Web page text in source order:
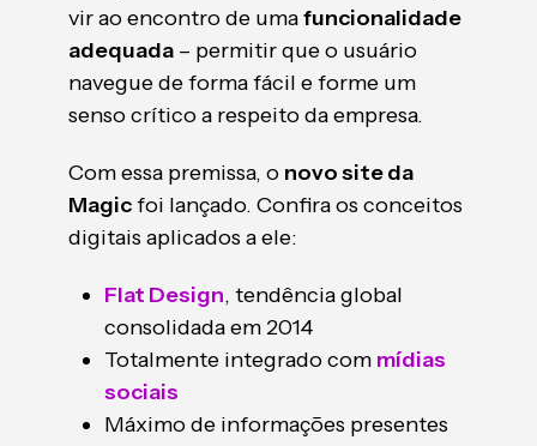
vir ao encontro de umafuncionalidade
adequada– permitir que o usuário
navegue de forma fácil e forme um
senso crítico a respeito da empresa.
Com essa premissa, o novo site da
Magicfoi lançado. Confira os conceitos
digitais aplicados a ele:
Flat Design, tendência global
consolidada em 2014
Totalmente integrado com mídias
sociais
Máximo de informações presentes